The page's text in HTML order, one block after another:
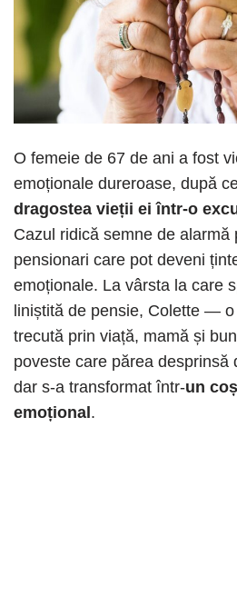
O femeie de 67 de ani a fost
emoționale dureroase, după
dragostea vieții ei într-o
Cazul ridică semne de alarmă
pensionari care pot deveni
emoționale. La vârsta la care
liniștită de pensie, Colette —
trecută prin viață, mamă și
poveste care părea desprinsă
dar s-a transformat într-un
emoțional.